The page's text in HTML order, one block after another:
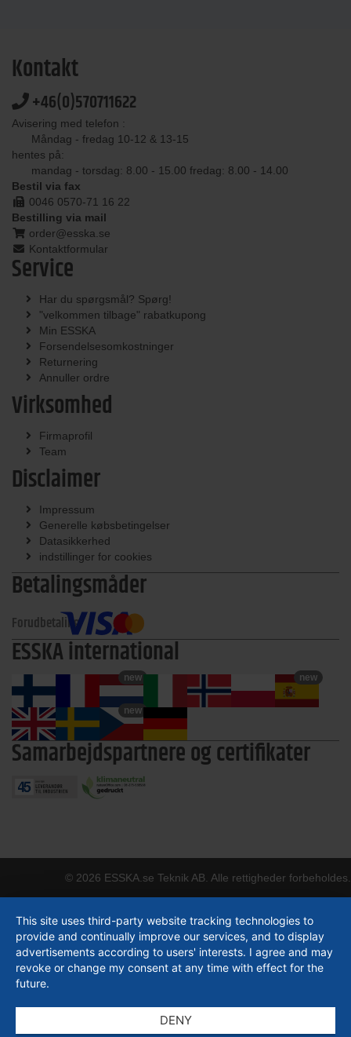
Kontakt
+46(0)570711622
Avisering med telefon :
Måndag - fredag 10-12 & 13-15
hentes på:
mandag - torsdag: 8.00 - 15.00 fredag: 8.00 - 14.00
Bestil via fax
0046 0570-71 16 22
Bestilling via mail
order@esska.se
Kontaktformular
Service
Har du spørgsmål? Spørg!
"velkommen tilbage" rabatkupong
Min ESSKA
Forsendelsesomkostninger
Returnering
Annuller ordre
Virksomhed
Firmaprofil
Team
Disclaimer
Impressum
Generelle købsbetingelser
Datasikkerhed
indstillinger for cookies
Betalingsmåder
Forudbetaling
ESSKA international
new new
new
Samarbejdspartnere og certifikater
© 2026 ESSKA.se Teknik AB. Alle rettigheder forbeholdes.
This site uses third-party website tracking technologies to
provide and continually improve our services, and to display
advertisements according to users' interests. I agree and may
revoke or change my consent at any time with effect for the
future.
DENY